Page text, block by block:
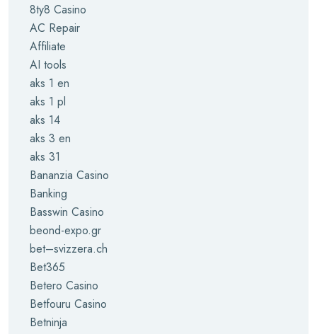
8ty8 Casino
AC Repair
Affiliate
AI tools
aks 1 en
aks 1 pl
aks 14
aks 3 en
aks 31
Bananzia Casino
Banking
Basswin Casino
beond-expo.gr
bet–svizzera.ch
Bet365
Betero Casino
Betfouru Casino
Betninja